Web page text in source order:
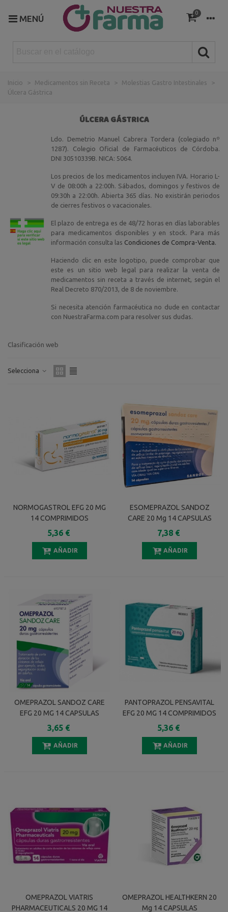
MENÚ
0
Inicio > Medicamentos sin Receta > Molestias Gastro Intestinales
>
Úlcera Gástrica
ÚLCERA GÁSTRICA
Ldo. Demetrio Manuel Cabrera Tordera (colegiado nº
1287). Colegio Oficial de Farmacéuticos de Córdoba.
DNI 30510339B. NICA: 5064.
Los precios de los medicamentos incluyen IVA. Horario L-
V de 08:00h a 22:00h. Sábados, domingos y festivos de
09:30h a 22:00h. Abierta 365 días. No existirán periodos
de cierres festivos o vacacionales.
El plazo de entrega es de 48/72 horas en días laborables
para medicamentos disponibles y en stock. Para más
información consulta las Condiciones de Compra-Venta.
Haciendo clic en este logotipo, puede comprobar que
este es un sitio web legal para realizar la venta de
medicamentos sin receta a través de internet, según el
Real Decreto 870/2013, de 8 de noviembre.
Si necesita atención farmacéutica no dude en contactar
con NuestraFarma.com para resolver sus dudas.
Clasificación web
Selecciona
NORMOGASTROL EFG 20 MG
14 COMPRIMIDOS
GASTRORRESISTENTES
5,36 €
AÑADIR
ESOMEPRAZOL SANDOZ
CARE 20 Mg 14 CAPSULAS
DURAS
GASTRORRESISTENTES
7,38 €
AÑADIR
OMEPRAZOL SANDOZ CARE
EFG 20 MG 14 CAPSULAS
GASTRORRESISTENTES
3,65 €
AÑADIR
PANTOPRAZOL PENSAVITAL
EFG 20 MG 14 COMPRIMIDOS
GASTRORRESISTENTES
(BLISTER)
5,36 €
AÑADIR
OMEPRAZOL VIATRIS
PHARMACEUTICALS 20 MG 14
OMEPRAZOL HEALTHKERN 20
Mg 14 CAPSULAS